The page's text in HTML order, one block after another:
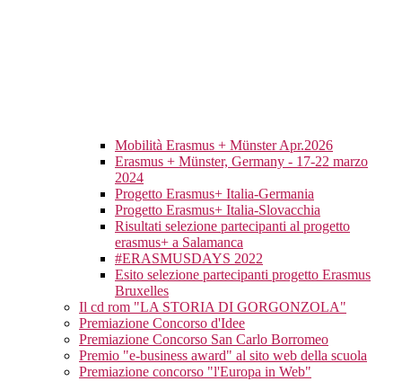
Mobilità Erasmus + Münster Apr.2026
Erasmus + Münster, Germany - 17-22 marzo
2024
Progetto Erasmus+ Italia-Germania
Progetto Erasmus+ Italia-Slovacchia
Risultati selezione partecipanti al progetto
erasmus+ a Salamanca
#ERASMUSDAYS 2022
Esito selezione partecipanti progetto Erasmus
Bruxelles
Il cd rom "LA STORIA DI GORGONZOLA"
Premiazione Concorso d'Idee
Premiazione Concorso San Carlo Borromeo
Premio "e-business award" al sito web della scuola
Premiazione concorso "l'Europa in Web"